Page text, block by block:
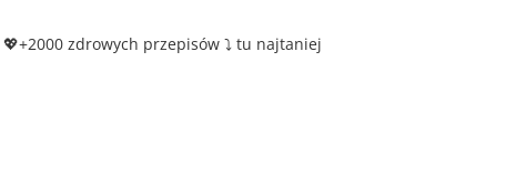
💖+2000 zdrowych przepisów ⤵️ tu najtaniej